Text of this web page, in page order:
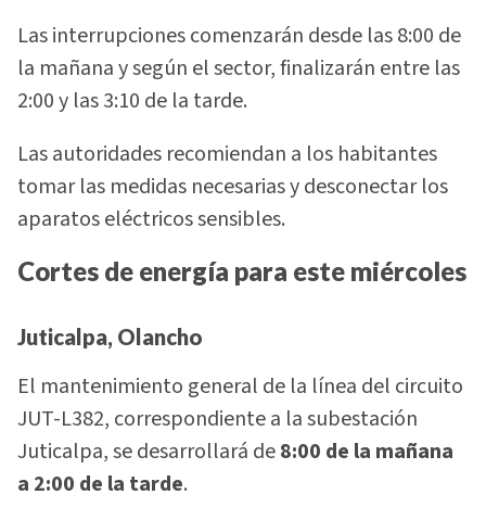
Las interrupciones comenzarán desde las 8:00 de
la mañana y según el sector, finalizarán entre las
2:00 y las 3:10 de la tarde.
Las autoridades recomiendan a los habitantes
tomar las medidas necesarias y desconectar los
aparatos eléctricos sensibles.
Cortes de energía para este miércoles
Juticalpa, Olancho
El mantenimiento general de la línea del circuito
JUT-L382, correspondiente a la subestación
Juticalpa, se desarrollará de8:00 de la mañana
a 2:00 de la tarde.